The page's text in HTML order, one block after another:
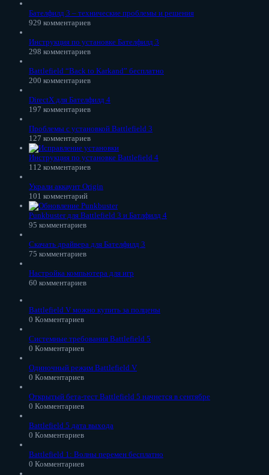
Бателфилд 3 – технические проблемы и решения
929 комментариев
Инструкция по установке Бателфилд 3
298 комментариев
Battlefield “Back to Karkand” бесплатно
200 комментариев
DirectX для Бателфилд 4
197 комментариев
Проблемы с установкой Battlefield 3
127 комментариев
Инструкция по установке Battlefield 4
112 комментариев
Украли аккаунт Origin
101 комментарий
Punkbuster для Battlefield 3 и Батлфилд 4
95 комментариев
Скачать драйвера для Бателфилд 3
75 комментариев
Настройка компьютера для игр
60 комментариев
Battlefield V можно купить за полцены
0 Комментариев
Системные требования Battlefield 5
0 Комментариев
Одиночный режим Battlefield V
0 Комментариев
Открытый бета-тест Battlefield 5 начнется в сентябре
0 Комментариев
Battlefield 5 дата выхода
0 Комментариев
Battlefield 1: Волны перемен бесплатно
0 Комментариев